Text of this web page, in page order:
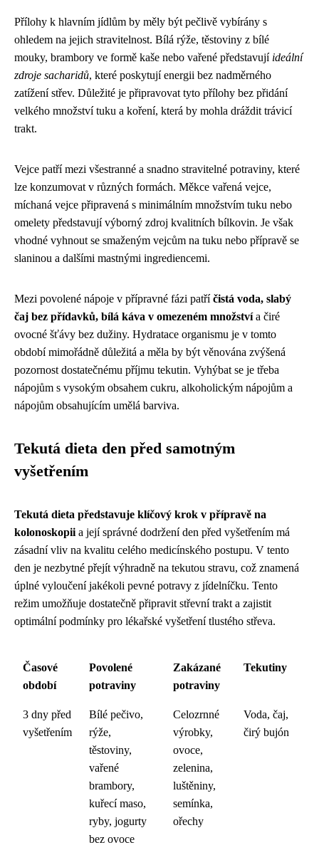
Přílohy k hlavním jídlům by měly být pečlivě vybírány s
ohledem na jejich stravitelnost. Bílá rýže, těstoviny z bílé
mouky, brambory ve formě kaše nebo vařené představují ideální
zdroje sacharidů, které poskytují energii bez nadměrného
zatížení střev. Důležité je připravovat tyto přílohy bez přidání
velkého množství tuku a koření, která by mohla dráždit trávicí
trakt.
Vejce patří mezi všestranné a snadno stravitelné potraviny, které
lze konzumovat v různých formách. Měkce vařená vejce,
míchaná vejce připravená s minimálním množstvím tuku nebo
omelety představují výborný zdroj kvalitních bílkovin. Je však
vhodné vyhnout se smaženým vejcům na tuku nebo přípravě se
slaninou a dalšími mastnými ingrediencemi.
Mezi povolené nápoje v přípravné fázi patříčistá voda, slabý
čaj bez přídavků, bílá káva v omezeném množstvía čiré
ovocné šťávy bez dužiny. Hydratace organismu je v tomto
období mimořádně důležitá a měla by být věnována zvýšená
pozornost dostatečnému příjmu tekutin. Vyhýbat se je třeba
nápojům s vysokým obsahem cukru, alkoholickým nápojům a
nápojům obsahujícím umělá barviva.
Tekutá dieta den před samotným
vyšetřením
Tekutá dieta představuje klíčový krok v přípravě na
kolonoskopii a její správné dodržení den před vyšetřením má
zásadní vliv na kvalitu celého medicínského postupu. V tento
den je nezbytné přejít výhradně na tekutou stravu, což znamená
úplné vyloučení jakékoli pevné potravy z jídelníčku. Tento
režim umožňuje dostatečně připravit střevní trakt a zajistit
optimální podmínky pro lékařské vyšetření tlustého střeva.
Časové
období
Povolené
potraviny
Zakázané
potraviny
Tekutiny
3 dny před
vyšetřením
Bílé pečivo,
rýže,
těstoviny,
vařené
brambory,
kuřecí maso,
ryby, jogurty
bez ovoce
Celozrnné
výrobky,
ovoce,
zelenina,
luštěniny,
semínka,
ořechy
Voda, čaj,
čirý bujón